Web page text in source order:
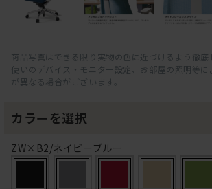
商品写真はできる限り実物の色に近づけるよう徹底
使いのデバイス・モニター設定、お部屋の照明等
が異なる場合がございます。
カラーを選択
ZW×B2/ネイビーブルー